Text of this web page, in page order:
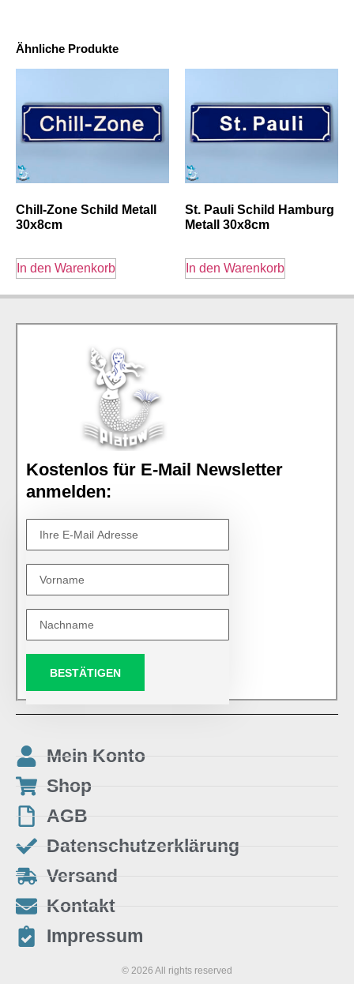
Ähnliche Produkte
Chill-Zone Schild Metall
30x8cm
In den Warenkorb
St. Pauli Schild Hamburg
Metall 30x8cm
In den Warenkorb
Kostenlos für E-Mail Newsletter
anmelden:
BESTÄTIGEN
Mein Konto
Shop
AGB
Datenschutzerklärung
Versand
Kontakt
Impressum
© 2026 All rights reserved